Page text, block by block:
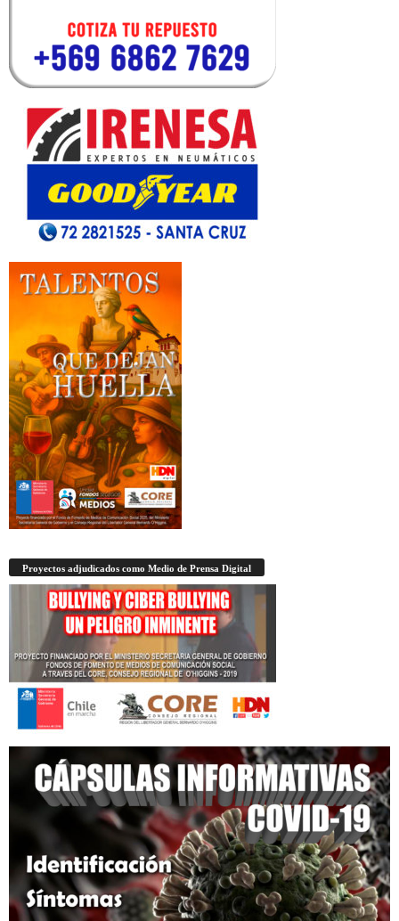
Proyectos adjudicados como Medio de Prensa Digital